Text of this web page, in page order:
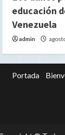
educación
Venezuela
admin
Portada